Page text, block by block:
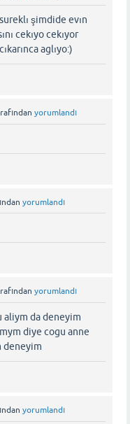
şimdide evın
cekıyo cekıyor
aglıyo:)
yorumlandı
yorumlandı
yorumlandı
aliym da deneyim
diye cogu anne
deneyim
yorumlandı